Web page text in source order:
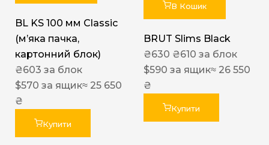
BL KS 100 мм Classic
(м’яка пачка,
картонний блок)
₴603 за блок
$570 за ящик≈ 25 650
₴
Купити
В Кошик
BRUT Slims Black
₴630 ₴610 за блок
$590 за ящик≈ 26 550
₴
Купити